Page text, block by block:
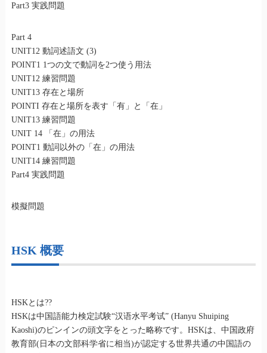
Part3 実践問題
Part 4
UNIT12 動詞述語文 (3)
POINT1 1つの文で動詞を2つ使う用法
UNIT12 練習問題
UNIT13 存在と場所
POINTI 存在と場所を表す「有」と「在」
UNIT13 練習問題
UNIT 14 「在」の用法
POINT1 動詞以外の「在」の用法
UNIT14 練習問題
Part4 実践問題
模擬問題
HSK 概要
HSKとは??
HSKは中国語能力検定試験“汉语水平考试” (Hanyu Shuiping
Kaoshi)のピンインの頭文字をとった略称です。HSKは、中国政府
教育部(日本の文部科学省に相当)が認定する世界共通の中国語の